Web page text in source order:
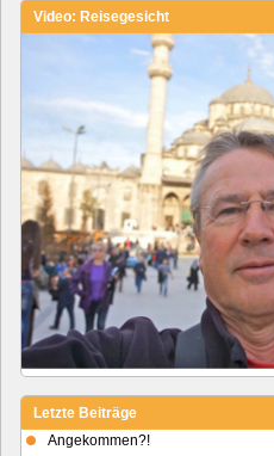
Video: Reisegesicht
Letzte Beiträge
Angekommen?!